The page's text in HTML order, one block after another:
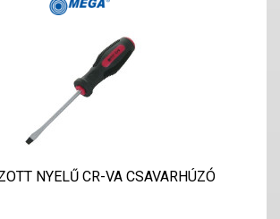
NYELŰ CR-VA CSAVARHÚZÓ